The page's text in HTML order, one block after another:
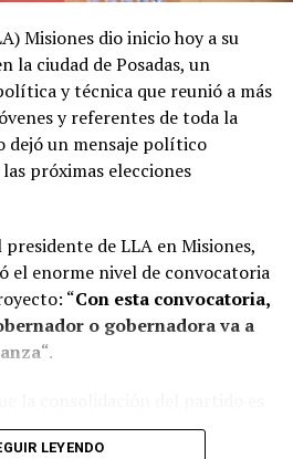
Misiones dio inicio hoy a su
la ciudad de Posadas, un
y técnica que reunió a más
y referentes de toda la
dejó un mensaje político
próximas elecciones
de LLA en Misiones,
el enorme nivel de convocatoria
“Con esta convocatoria,
o gobernadora va a
“.
genuino y colectivo,
“Acá nadie es Maradona ni
LEYENDO